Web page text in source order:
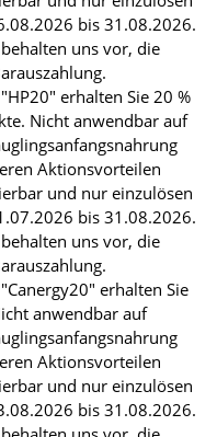
bis 31.08.2026.
uns vor, die
erhalten Sie 20 %
Nicht anwendbar auf
Aktionsvorteilen
und nur einzulösen
bis 31.08.2026.
uns vor, die
erhalten Sie
anwendbar auf
Aktionsvorteilen
und nur einzulösen
bis 31.08.2026.